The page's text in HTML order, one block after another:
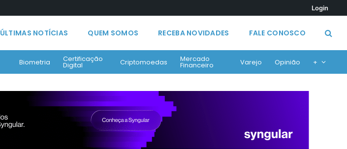
Login
ÚLTIMAS NOTÍCIAS QUEM SOMOS RECEBA NOVIDADES FALE CONOSCO
Biometria Certificação
Digital Criptomoedas Mercado
Financeiro Varejo Opinião +